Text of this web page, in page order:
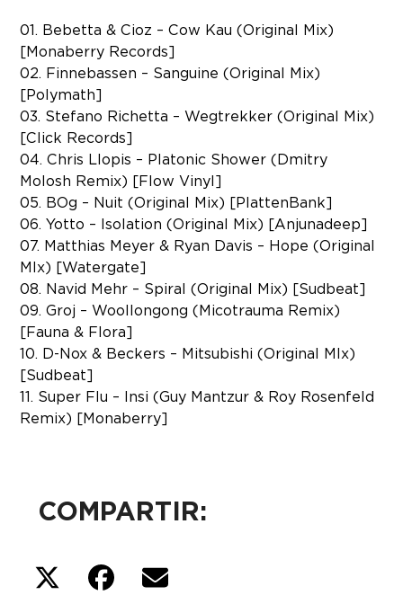
01. Bebetta & Cioz – Cow Kau (Original Mix)
[Monaberry Records]
02. Finnebassen – Sanguine (Original Mix)
[Polymath]
03. Stefano Richetta – Wegtrekker (Original Mix)
[Click Records]
04. Chris Llopis – Platonic Shower (Dmitry
Molosh Remix) [Flow Vinyl]
05. BOg – Nuit (Original Mix) [PlattenBank]
06. Yotto – Isolation (Original Mix) [Anjunadeep]
07. Matthias Meyer & Ryan Davis – Hope (Original
MIx) [Watergate]
08. Navid Mehr – Spiral (Original Mix) [Sudbeat]
09. Groj – Woollongong (Micotrauma Remix)
[Fauna & Flora]
10. D-Nox & Beckers – Mitsubishi (Original MIx)
[Sudbeat]
11. Super Flu – Insi (Guy Mantzur & Roy Rosenfeld
Remix) [Monaberry]
COMPARTIR: